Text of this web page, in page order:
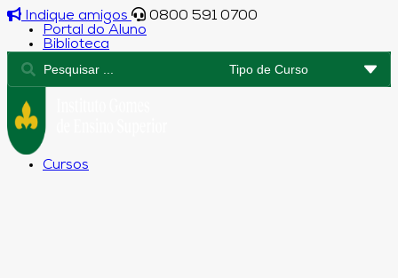
Indique amigos
0800 591 0700
Portal do Aluno
Biblioteca
Cursos